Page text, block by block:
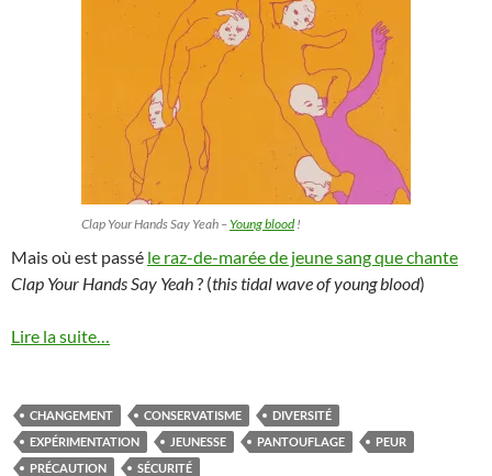
Clap Your Hands Say Yeah – Young blood!
Mais où est passé le raz-de-marée de jeune sang que chante
Clap Your Hands Say Yeah? (this tidal wave of young blood)
Lire la suite…
CHANGEMENT CONSERVATISME
DIVERSITÉ
EXPÉRIMENTATION
JEUNESSE PANTOUFLAGE
PEUR
PRÉCAUTION
SÉCURITÉ